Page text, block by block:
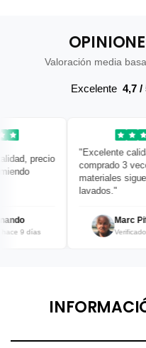
Valoración media
Excelente 4,7 /
precio
9 días
"Excelente calidad.
comprado 3 veces
materiales siguen
lavados."
Marc
Verificado •